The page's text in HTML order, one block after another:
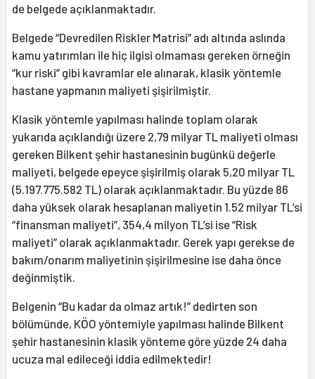
de belgede açıklanmaktadır.
Belgede “Devredilen Riskler Matrisi” adı altında aslında
kamu yatırımları ile hiç ilgisi olmaması gereken örneğin
“kur riski” gibi kavramlar ele alınarak, klasik yöntemle
hastane yapmanın maliyeti şişirilmiştir.
Klasik yöntemle yapılması halinde toplam olarak
yukarıda açıklandığı üzere 2,79 milyar TL maliyeti olması
gereken Bilkent şehir hastanesinin bugünkü değerle
maliyeti, belgede epeyce şişirilmiş olarak 5,20 milyar TL
(5.197.775.582 TL) olarak açıklanmaktadır. Bu yüzde 86
daha yüksek olarak hesaplanan maliyetin 1.52 milyar TL’si
“finansman maliyeti”, 354,4 milyon TL’si ise “Risk
maliyeti” olarak açıklanmaktadır. Gerek yapı gerekse de
bakım/onarım maliyetinin şişirilmesine ise daha önce
değinmiştik.
Belgenin “Bu kadar da olmaz artık!” dedirten son
bölümünde, KÖO yöntemiyle yapılması halinde Bilkent
şehir hastanesinin klasik yönteme göre yüzde 24 daha
ucuza mal edileceği iddia edilmektedir!